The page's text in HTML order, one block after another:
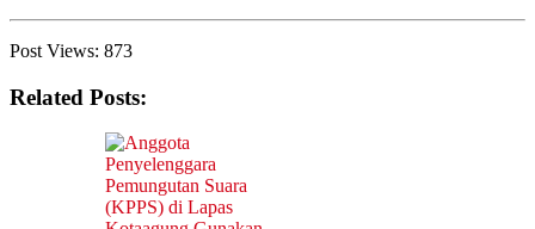
Post Views: 873
Related Posts: